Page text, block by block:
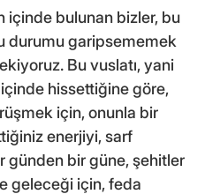
içinde bulunan bizler, bu
durumu garipsememek
Bu vuslatı, yani
hissettiğine göre,
için, onunla bir
enerjiyi, sarf
günden bir güne, şehitler
geleceği için, feda